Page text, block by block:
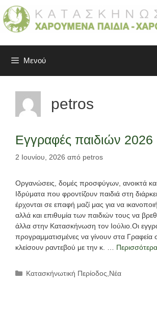
Μετάβαση
σε
περιεχόμενο
Μενού
petros
Εγγραφές παιδιών 2026
2 Ιουνίου, 2026 από petros
Οργανώσεις, δομές προσφύγων, ανοικτά και
Ιδρύματα που φροντίζουν παιδιά στη
έρχονται σε επαφή μαζί μας για να
αλλά και επιθυμία των παιδιών τους να
άλλα στην Κατασκήνωση τον Ιούλιο.Οι
προγραμματισμένες να γίνουν στα
κλείσουν ραντεβού με την κ. … Περισσότερα
Κατηγορίες
Κατασκήνωτική Περίοδος Νέα